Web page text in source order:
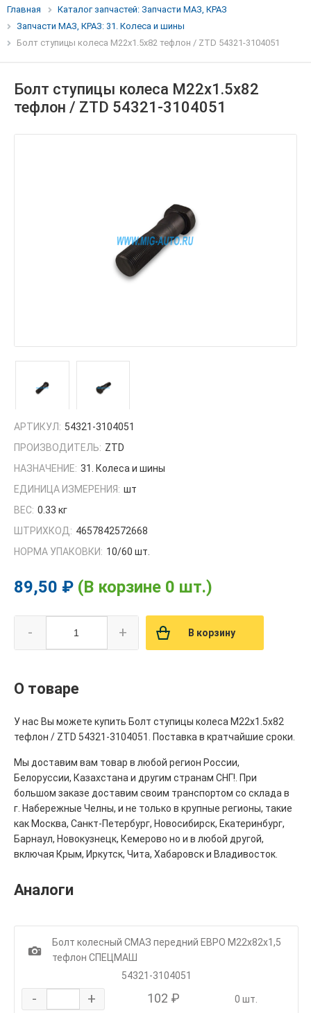
Главная
Каталог запчастей: Запчасти МАЗ, КРАЗ
Запчасти МАЗ, КРАЗ: 31. Колеса и шины
Болт ступицы колеса М22х1.5х82 тефлон / ZTD 54321-3104051
Болт ступицы колеса М22х1.5х82
тефлон / ZTD 54321-3104051
АРТИКУЛ: 54321-3104051
ПРОИЗВОДИТЕЛЬ: ZTD
НАЗНАЧЕНИЕ: 31. Колеса и шины
ЕДИНИЦА ИЗМЕРЕНИЯ: шт
ВЕС: 0.33 кг
ШТРИХКОД: 4657842572668
НОРМА УПАКОВКИ: 10/60 шт.
89,50 ₽ (В корзине 0 шт.)
- + В корзину
О товаре
У нас Вы можете купить Болт ступицы колеса М22х1.5х82
тефлон / ZTD 54321-3104051. Поставка в кратчайшие сроки.
Мы доставим вам товар в любой регион России,
Белоруссии, Казахстана и другим странам СНГ!. При
большом заказе доставим своим транспортом со склада в
г. Набережные Челны, и не только в крупные регионы, такие
как Москва, Санкт-Петербург, Новосибирск, Екатеринбург,
Барнаул, Новокузнецк, Кемерово но и в любой другой,
включая Крым, Иркутск, Чита, Хабаровск и Владивосток.
Аналоги
1
Болт колесный СМАЗ передний ЕВРО М22х82х1,5
тефлон СПЕЦМАШ
54321-3104051
- + 102 ₽ 0 шт.